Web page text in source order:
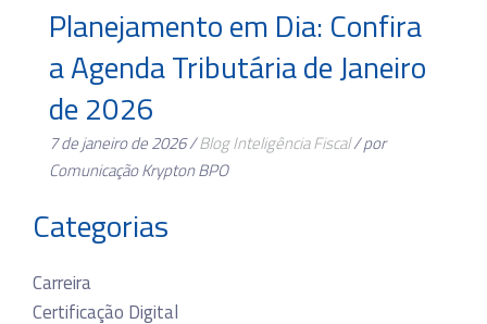
Planejamento em Dia: Confira
a Agenda Tributária de Janeiro
de 2026
7 de janeiro de 2026 /BlogInteligência Fiscal/ por
Comunicação Krypton BPO
Categorias
Carreira
Certificação Digital